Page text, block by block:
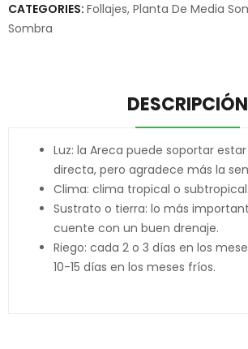
CATEGORIES: Follajes, Planta De Media
Sombra
DESCRIPCIÓN
Luz: la Areca puede soportar
directa, pero agradece más la
Clima: clima tropical o subtropical.
Sustrato o tierra: lo más
cuente con un buen drenaje.
Riego: cada 2 o 3 días en los
10-15 días en los meses fríos.